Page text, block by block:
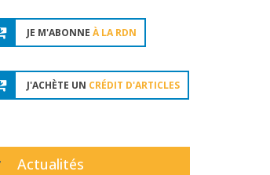
JE M'ABONNE À LA RDN
J'ACHÈTE UN CRÉDIT D'ARTICLES
Actualités